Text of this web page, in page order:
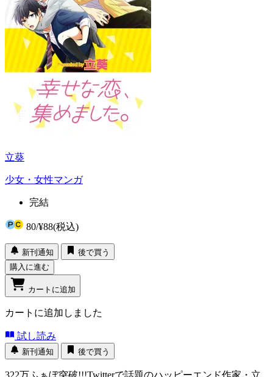
立葵
少女・女性マンガ
完結
80/¥88(税込)
新刊通知
後で買う
購入に進む
カートに追加
カートに追加しました
試し読み
新刊通知 後で買う
322万ふぁぼ突破!!!Twitterで話題のハッピーエンド作家・立